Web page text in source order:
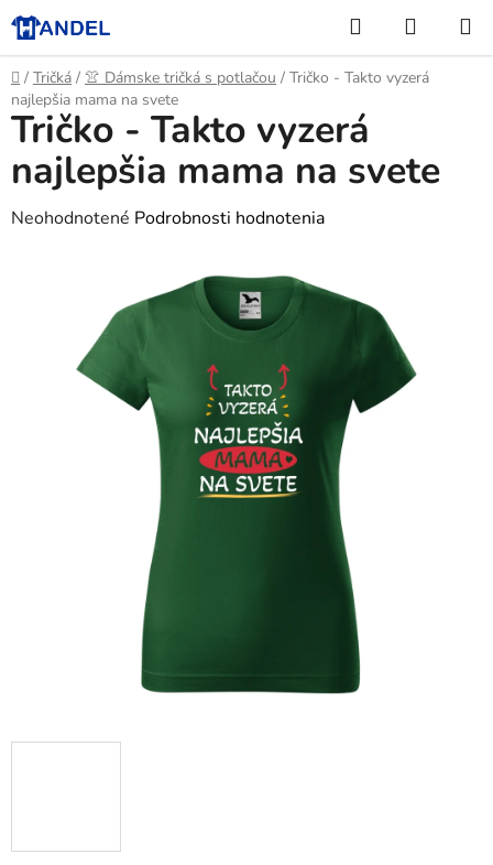
Prejsť
na
obsah
Hľadať
KOŠÍK
Domov
/ Tričká / 👚 Dámske tričká s potlačou / Tričko - Takto vyzerá
najlepšia mama na svete
Tričko - Takto vyzerá
najlepšia mama na svete
Priemerné
Neohodnotené Podrobnosti hodnotenia